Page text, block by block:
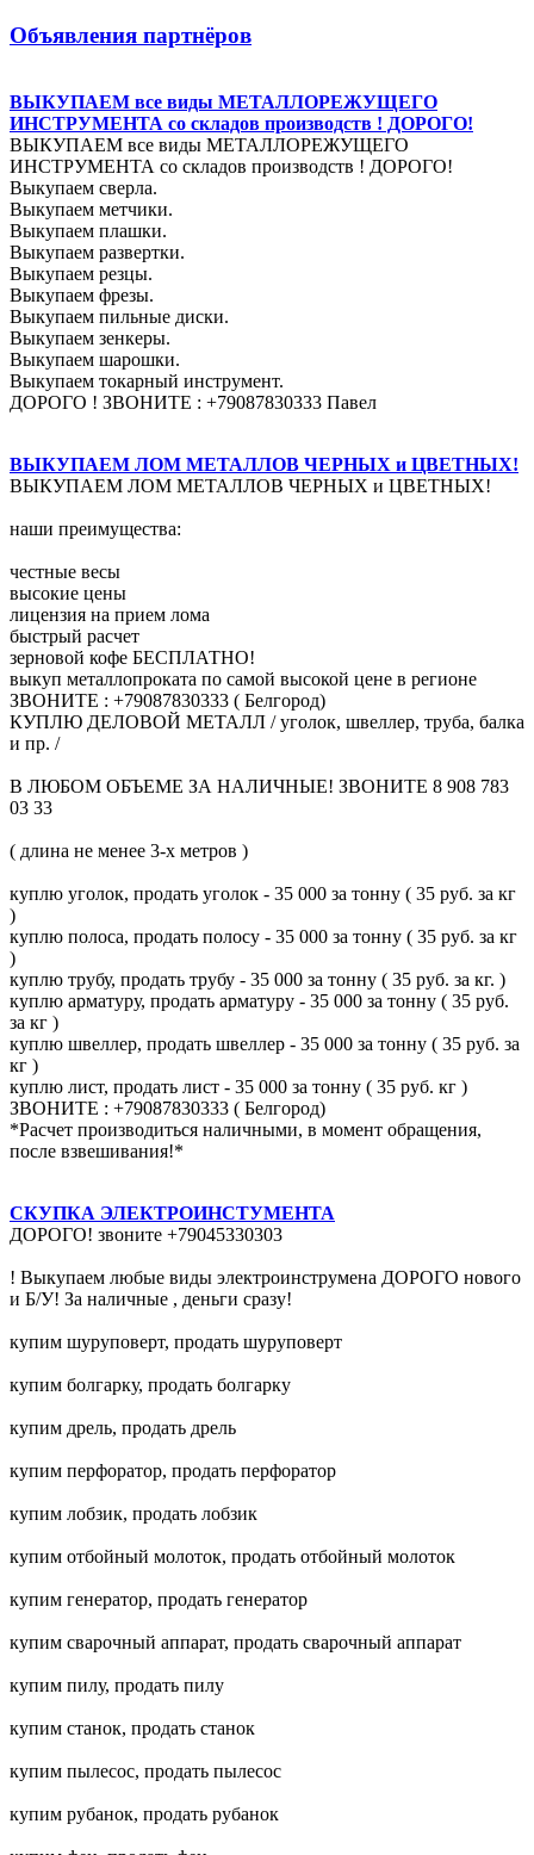
Объявления партнёров
ВЫКУПАЕМ все виды МЕТАЛЛОРЕЖУЩЕГО
ИНСТРУМЕНТА со складов производств ! ДОРОГО!
ВЫКУПАЕМ все виды МЕТАЛЛОРЕЖУЩЕГО
ИНСТРУМЕНТА со складов производств ! ДОРОГО!
Выкупаем сверла.
Выкупаем метчики.
Выкупаем плашки.
Выкупаем развертки.
Выкупаем резцы.
Выкупаем фрезы.
Выкупаем пильные диски.
Выкупаем зенкеры.
Выкупаем шарошки.
Выкупаем токарный инструмент.
ДОРОГО ! ЗВОНИТЕ : +79087830333 Павел
ВЫКУПАЕМ ЛОМ МЕТАЛЛОВ ЧЕРНЫХ и ЦВЕТНЫХ!
ВЫКУПАЕМ ЛОМ МЕТАЛЛОВ ЧЕРНЫХ и ЦВЕТНЫХ!
наши преимущества:
честные весы
высокие цены
лицензия на прием лома
быстрый расчет
зерновой кофе БЕСПЛАТНО!
выкуп металлопроката по самой высокой цене в регионе
ЗВОНИТЕ : +79087830333 ( Белгород)
КУПЛЮ ДЕЛОВОЙ МЕТАЛЛ / уголок, швеллер, труба, балка
и пр. /
В ЛЮБОМ ОБЪЕМЕ ЗА НАЛИЧНЫЕ! ЗВОНИТЕ 8 908 783
03 33
( длина не менее 3-х метров )
куплю уголок, продать уголок - 35 000 за тонну ( 35 руб. за кг
)
куплю полоса, продать полосу - 35 000 за тонну ( 35 руб. за кг
)
куплю трубу, продать трубу - 35 000 за тонну ( 35 руб. за кг. )
куплю арматуру, продать арматуру - 35 000 за тонну ( 35 руб.
за кг )
куплю швеллер, продать швеллер - 35 000 за тонну ( 35 руб. за
кг )
куплю лист, продать лист - 35 000 за тонну ( 35 руб. кг )
ЗВОНИТЕ : +79087830333 ( Белгород)
*Расчет производиться наличными, в момент обращения,
после взвешивания!*
СКУПКА ЭЛЕКТРОИНСТУМЕНТА
ДОРОГО! звоните +79045330303
! Выкупаем любые виды электроинструмена ДОРОГО нового
и Б/У! За наличные , деньги сразу!
купим шуруповерт, продать шуруповерт
купим болгарку, продать болгарку
купим дрель, продать дрель
купим перфоратор, продать перфоратор
купим лобзик, продать лобзик
купим отбойный молоток, продать отбойный молоток
купим генератор, продать генератор
купим сварочный аппарат, продать сварочный аппарат
купим пилу, продать пилу
купим станок, продать станок
купим пылесос, продать пылесос
купим рубанок, продать рубанок